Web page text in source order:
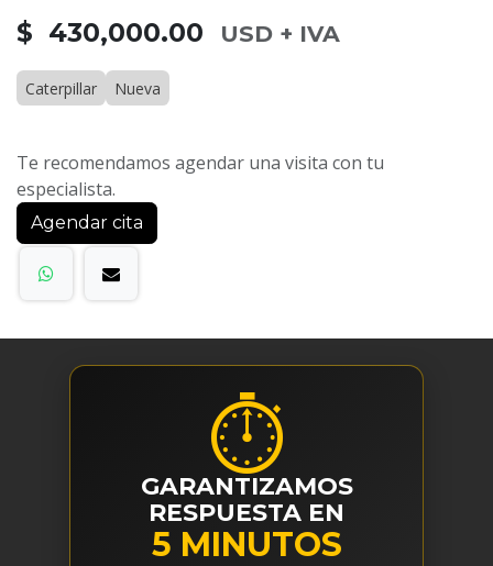
$ 430,000.00 USD + IVA
Caterpillar Nueva
Te recomendamos agendar una visita con tu
especialista.
Agendar cita
⏱
GARANTIZAMOS
RESPUESTA EN
5 MINUTOS